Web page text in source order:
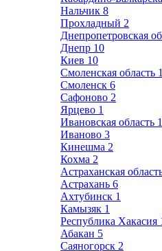
Нальчик 8
Прохладный 2
Днепропетровская
Днепр 10
Киев 10
Смоленская область
Смоленск 6
Сафоново 2
Ярцево 1
Ивановская область
Иваново 3
Кинешма 2
Кохма 2
Астраханская
Астрахань 6
Ахтубинск 1
Камызяк 1
Республика Хакасия
Абакан 5
Саяногорск 2